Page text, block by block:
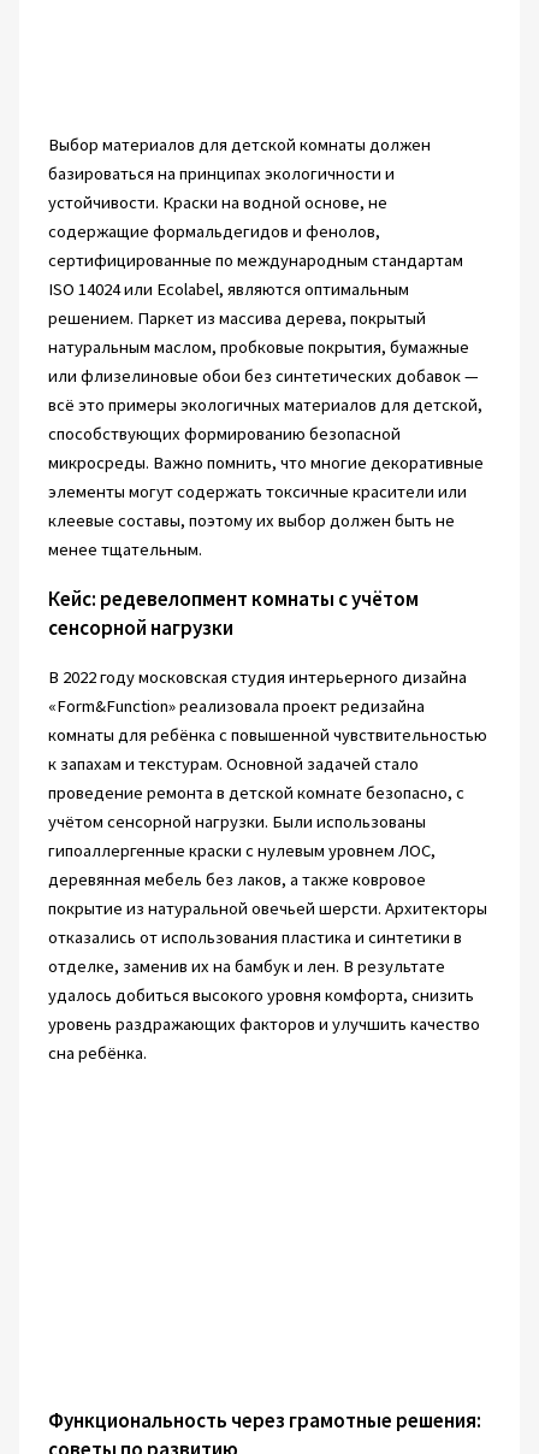
Выбор материалов для детской комнаты должен
базироваться на принципах экологичности и
устойчивости. Краски на водной основе, не
содержащие формальдегидов и фенолов,
сертифицированные по международным стандартам
ISO 14024 или Ecolabel, являются оптимальным
решением. Паркет из массива дерева, покрытый
натуральным маслом, пробковые покрытия, бумажные
или флизелиновые обои без синтетических добавок —
всё это примеры экологичных материалов для детской,
способствующих формированию безопасной
микросреды. Важно помнить, что многие декоративные
элементы могут содержать токсичные красители или
клеевые составы, поэтому их выбор должен быть не
менее тщательным.
Кейс: редевелопмент комнаты с учётом
сенсорной нагрузки
В 2022 году московская студия интерьерного дизайна
«Form&Function» реализовала проект редизайна
комнаты для ребёнка с повышенной чувствительностью
к запахам и текстурам. Основной задачей стало
проведение ремонта в детской комнате безопасно, с
учётом сенсорной нагрузки. Были использованы
гипоаллергенные краски с нулевым уровнем ЛОС,
деревянная мебель без лаков, а также ковровое
покрытие из натуральной овечьей шерсти. Архитекторы
отказались от использования пластика и синтетики в
отделке, заменив их на бамбук и лен. В результате
удалось добиться высокого уровня комфорта, снизить
уровень раздражающих факторов и улучшить качество
сна ребёнка.
Функциональность через грамотные решения: